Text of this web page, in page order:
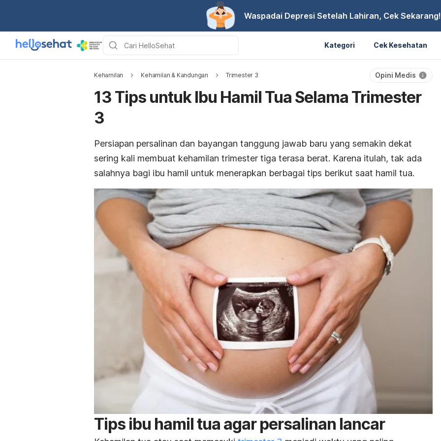
Waspadai Depresi Setelah Lahiran, Cek Sekarang!
Kategori Cek Kesehatan
Kehamilan Kehamilan & Kandungan Trimester 3 Opini Medis
13 Tips untuk Ibu Hamil Tua Selama Trimester
3
Persiapan persalinan dan bayangan tanggung jawab baru yang semakin dekat
sering kali membuat kehamilan trimester tiga terasa berat. Karena itulah, tak ada
salahnya bagi ibu hamil untuk menerapkan berbagai tips berikut saat hamil tua.
Tips ibu hamil tua agar persalinan lancar